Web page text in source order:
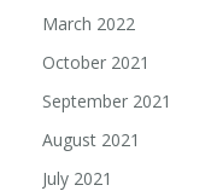
March 2022
October 2021
September 2021
August 2021
July 2021